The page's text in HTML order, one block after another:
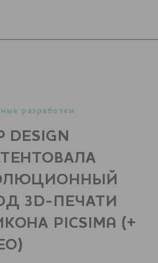
разработки
DESIGN
3D-ПЕЧАТИ
PICSIMA (+